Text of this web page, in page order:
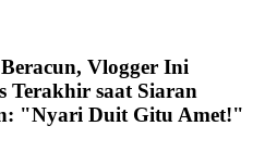
Vlogger Ini
Terakhir saat Siaran
"Nyari Duit Gitu Amet!"